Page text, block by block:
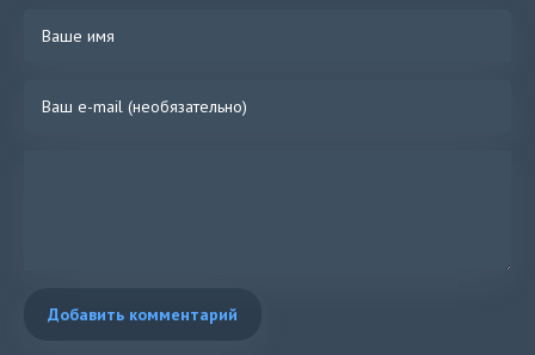
Добавить комментарий